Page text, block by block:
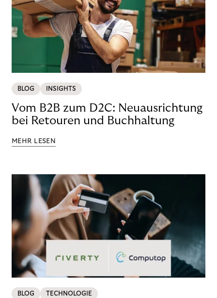
BLOG INSIGHTS
Vom B2B zum D2C: Neuausrichtung
bei Retouren und Buchhaltung
MEHR LESEN
BLOG TECHNOLOGIE